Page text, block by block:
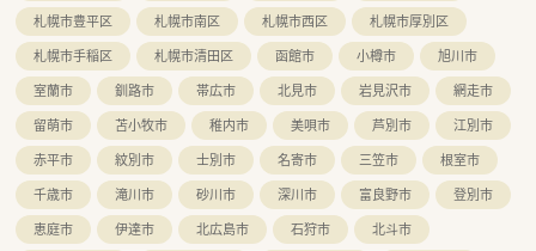
【法人特徴について】
■約50社の企業から成る大手グループの中核企業であり、ITや農
業など多角的な事業展開で安定性は抜群です。
■役職に関わらず意見交換ができるフラットな組織風土で、トッ
プダウンではなく全員で考える方針です。
■積極性があれば最短で取締役への昇進も可能であり、年齢を問
わず公平にチャンスが与えられる企業です。
札幌市豊平区 札幌市南区 札幌市西区
札幌市厚別区
札幌市手稲区
札幌市清田区 函館市 小樽市
旭川市
室蘭市
釧路市 帯広市 北見市 岩見沢市
網走市
留萌市
苫小牧市 稚内市 美唄市 芦別市
江別市
赤平市
紋別市 士別市 名寄市 三笠市
根室市
千歳市
滝川市 砂川市 深川市 富良野市
登別市
恵庭市
伊達市 北広島市 石狩市
北斗市